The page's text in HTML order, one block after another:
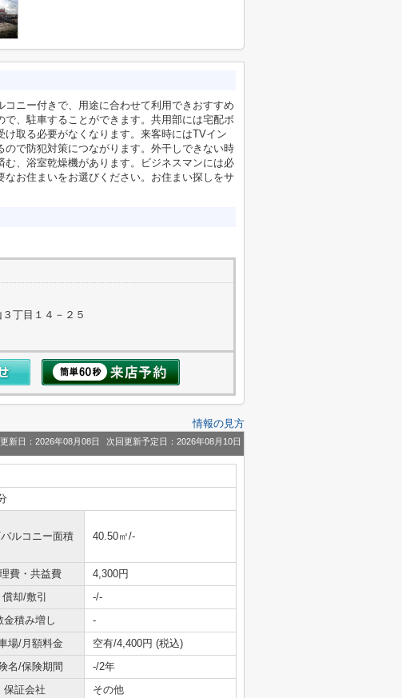
ニー付きで、用途に合わせて利用できおすすめ
、駐車することができます。共用部には宅配ボ
取る必要がなくなります。来客時にはTVイン
で防犯対策につながります。外干しできない時
、浴室乾燥機があります。ビジネスマンには必
お住まいをお選びください。お住まい探しをサ
丁目１４－２５
情報の見方
新日：2026年08月08日 次回更新予定日：2026年08月10日
ルコニー面積 40.50㎡/-
費・共益費
4,300円
償却/敷引
-/-
金積み増し
-
場/月額料金
空有/4,400円 (税込)
名/保険期間
-/2年
保証会社 その他